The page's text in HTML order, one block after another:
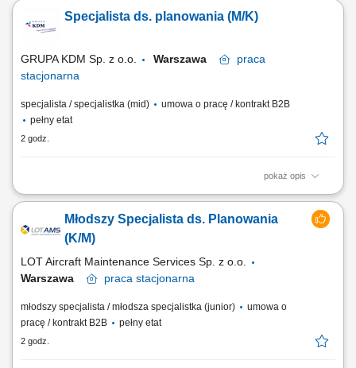
klientami, inwestorami i partnerami projektu. Opracowywanie
harmonogramów oraz monitorowanie postępu prac. Wprowadzanie i
Specjalista ds. planowania (M/K)
GRUPA KDM Sp. z o.o. Warszawa
praca
stacjonarna
specjalista / specjalistka (mid)
umowa o pracę / kontrakt B2B
pełny etat
2 godz.
pokaż opis
Twój zakres obowiązków przygotowywanie harmonogramów realizacji
inwestycji na etapie ofertowania oraz realizacji, opracowywanie planów
organizacji budowy, współpraca przy tworzeniu budżetów kosztów
pośrednich, monitorowanie postępu realizacji inwestycji oraz analiza
Młodszy Specjalista ds. Planowania
(K/M)
LOT Aircraft Maintenance Services Sp. z o.o.
Warszawa
praca stacjonarna
młodszy specjalista / młodsza specjalistka (junior)
umowa o
pracę / kontrakt B2B
pełny etat
2 godz.